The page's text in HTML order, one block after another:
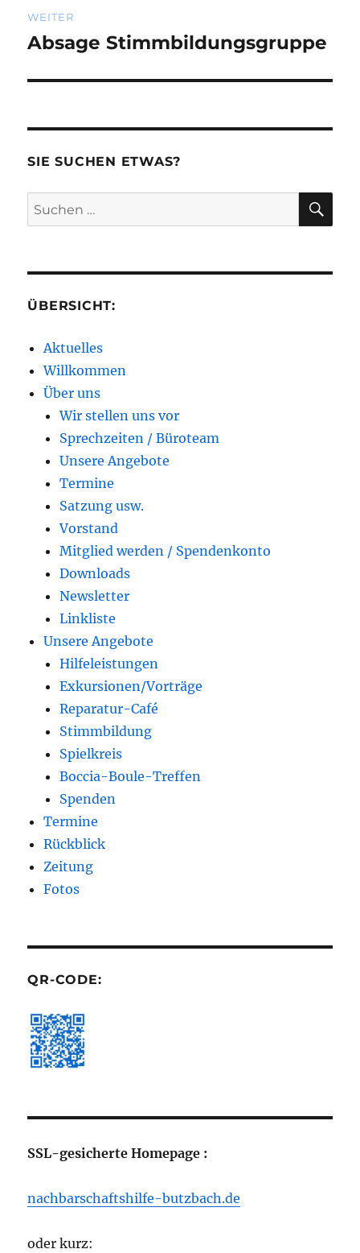
WEITER
Nächster
Absage Stimmbildungsgruppe
SIE SUCHEN ETWAS?
Suchen
nach:
ÜBERSICHT:
Aktuelles
Willkommen
Über uns
Wir stellen uns vor
Sprechzeiten / Büroteam
Unsere Angebote
Termine
Satzung usw.
Vorstand
Mitglied werden / Spendenkonto
Downloads
Newsletter
Linkliste
Unsere Angebote
Hilfeleistungen
Exkursionen/Vorträge
Reparatur-Café
Stimmbildung
Spielkreis
Boccia-Boule-Treffen
Spenden
Termine
Rückblick
Zeitung
Fotos
QR-CODE:
SSL-gesicherte Homepage :
nachbarschaftshilfe-butzbach.de
oder kurz: